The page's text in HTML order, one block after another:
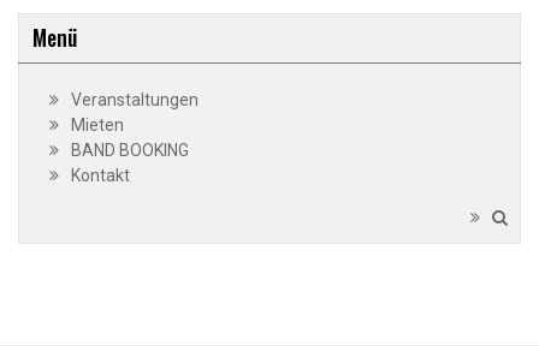
Menü
Veranstaltungen
Mieten
BAND BOOKING
Kontakt